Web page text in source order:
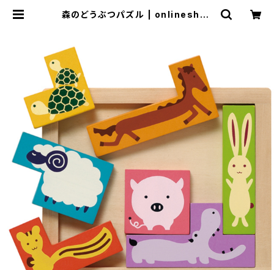
森のどうぶつパズル | onlineshop